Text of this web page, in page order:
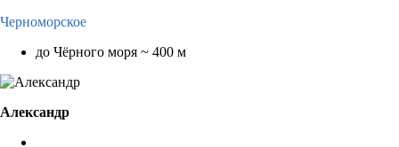
Черноморское
до Чёрного моря ~ 400 м
Александр